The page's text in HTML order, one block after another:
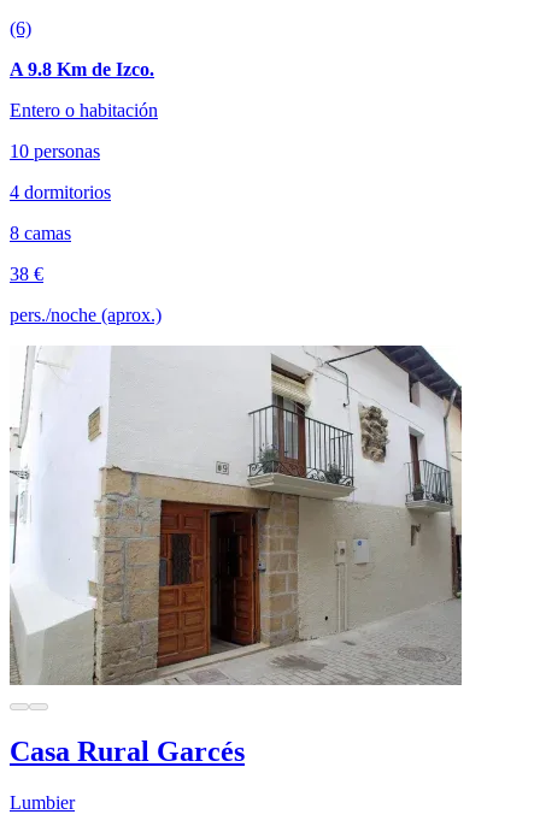
(6)
A 9.8 Km de Izco.
Entero o habitación
10 personas
4 dormitorios
8 camas
38 €
pers./noche (aprox.)
Casa Rural Garcés
Lumbier